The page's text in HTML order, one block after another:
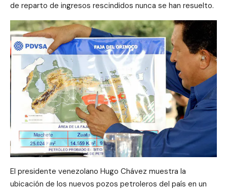
de reparto de ingresos rescindidos nunca se han resuelto.
El presidente venezolano Hugo Chávez muestra la
ubicación de los nuevos pozos petroleros del país en un